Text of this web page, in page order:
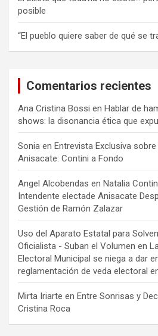
posible
“El pueblo quiere saber de qué se
Comentarios recientes
Ana Cristina Bossi en Hablar de
shows: la disonancia ética que
Sonia en Entrevista Exclusiva
Anisacate: Contini a Fondo
Angel Alcobendas en Natalia
Intendente electade Anisacate
Gestión de Ramón Zalazar
Uso del Aparato Estatal para
Oficialista - Suban el Volumen en
Electoral Municipal se niega a dar
reglamentación de veda electoral
Mirta Iriarte en Entre Sonrisas y
Cristina Roca